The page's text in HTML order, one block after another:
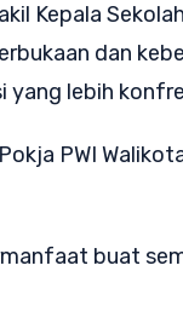
Kepala
dan
lebih
PWI
buat